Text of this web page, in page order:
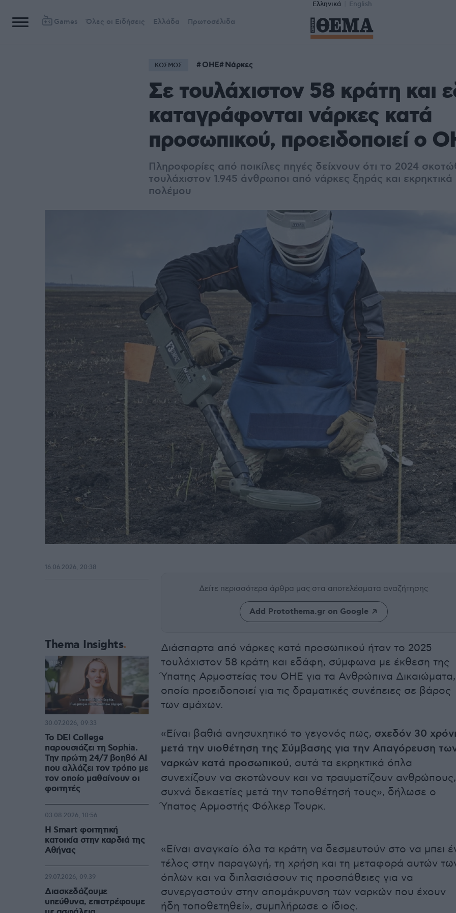
Ελληνικά English
Games Όλες οι Ειδήσεις Ελλάδα Πρωτοσέλιδα
ΚΟΣΜΟΣ ΟΗΕ Νάρκες
Σε τουλάχιστον 58 κράτη και
καταγράφονται νάρκες κατά
προσωπικού, προειδοποιεί ο
Πληροφορίες από ποικίλες πηγές δείχνουν ότι το 2024
τουλάχιστον 1.945 άνθρωποι από νάρκες ξηράς και εκρηκτικά
πολέμου
Δείτε περισσότερα άρθρα μας στα αποτελέσματα αναζήτησης
Add Protothema.gr on Google
Διάσπαρτα από νάρκες κατά προσωπικού ήταν το 2025
τουλάχιστον 58 κράτη και εδάφη, σύμφωνα με έκθεση της
Ύπατης Αρμοστείας του ΟΗΕ για τα Ανθρώπινα
οποία προειδοποιεί για τις δραματικές συνέπειες σε βάρος
των αμάχων.
«Είναι βαθιά ανησυχητικό το γεγονός πως, σχεδόν 30
μετά την υιοθέτηση της Σύμβασης για την Απαγόρευση
ναρκών κατά προσωπικού, αυτά τα εκρηκτικά όπλα
συνεχίζουν να σκοτώνουν και να τραυματίζουν ανθρώπους,
συχνά δεκαετίες μετά την τοποθέτησή τους», δήλωσε ο
Ύπατος Αρμοστής Φόλκερ Τουρκ.
«Είναι αναγκαίο όλα τα κράτη να δεσμευτούν στο να μπει
τέλος στην παραγωγή, τη χρήση και τη μεταφορά αυτών
όπλων και να διπλασιάσουν τις προσπάθειες για να
συνεργαστούν στην απομάκρυνση των ναρκών που έχουν
ήδη τοποθετηθεί», συμπλήρωσε ο ίδιος.
16.06.2026, 20:38
Thema Insights
Το DEI College
παρουσιάζει τη Sophia.
Την πρώτη 24/7 βοηθό AI
που αλλάζει τον τρόπο με
τον οποίο μαθαίνουν οι
φοιτητές
30.07.2026, 09:33
Η Smart φοιτητική
κατοικία στην καρδιά της
Αθήνας
03.08.2026, 10:56
Διασκεδάζουμε
υπεύθυνα, επιστρέφουμε
29.07.2026, 09:39